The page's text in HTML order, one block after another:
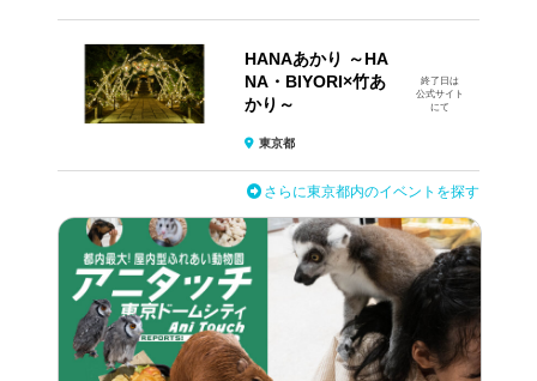
HANAあかり ～HA
NA・BIYORI×竹あ
かり～
東京都
終了日は
公式サイト
にて
さらに東京都内のイベントを探す